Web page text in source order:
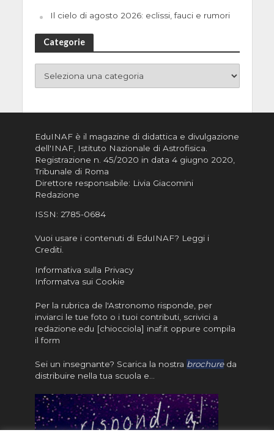
Il cielo di agosto 2026: eclissi, fauci e rumori
Categorie
EduINAF è il magazine di didattica e divulgazione
dell'INAF, Istituto Nazionale di Astrofisica
Registrazione n. 45/2020 in data 4 giugno 2020,
Tribunale di Roma
Direttore responsabile: Livia Giacomini
Redazione
ISSN: 2785-0684
Vuoi usare i contenuti di EduINAF? Leggi i
Crediti.
Informativa sulla Privacy
Informatva sui Cookie
Per la rubrica de l'Astronomo risponde, per
inviarci le tue foto o i tuoi contributi, scrivici a
redazione.edu [chiocciola] inaf.it oppure compila
il form
Sei un insegnante? Scarica la nostra brochureda
distribuire nella tua scuola e…